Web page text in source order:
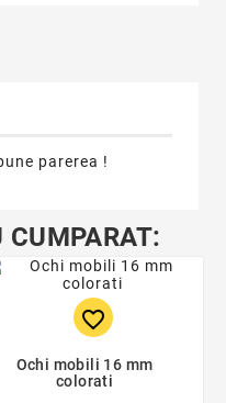
parerea !
favorite_border
Ochi mobili 16 mm
colorati